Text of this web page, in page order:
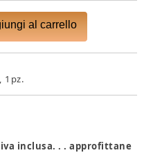
1pz.
inclusa. . . approfittane